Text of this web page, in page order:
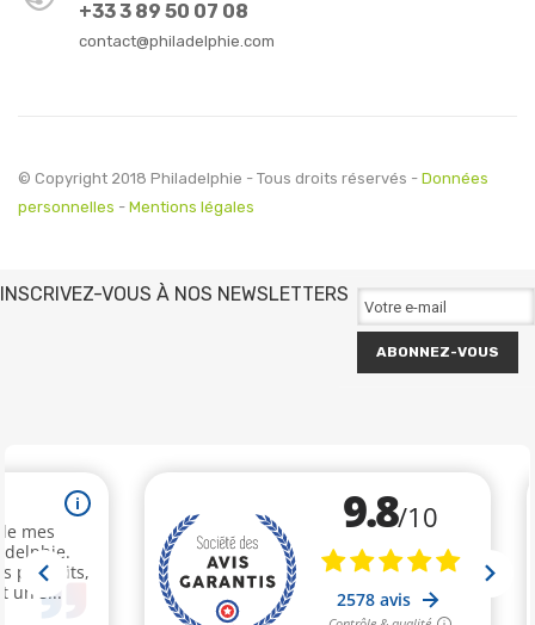
+33 3 89 50 07 08
contact@philadelphie.com
© Copyright 2018 Philadelphie - Tous droits réservés - Données
personnelles - Mentions légales
INSCRIVEZ-VOUS À NOS NEWSLETTERS
ABONNEZ-VOUS